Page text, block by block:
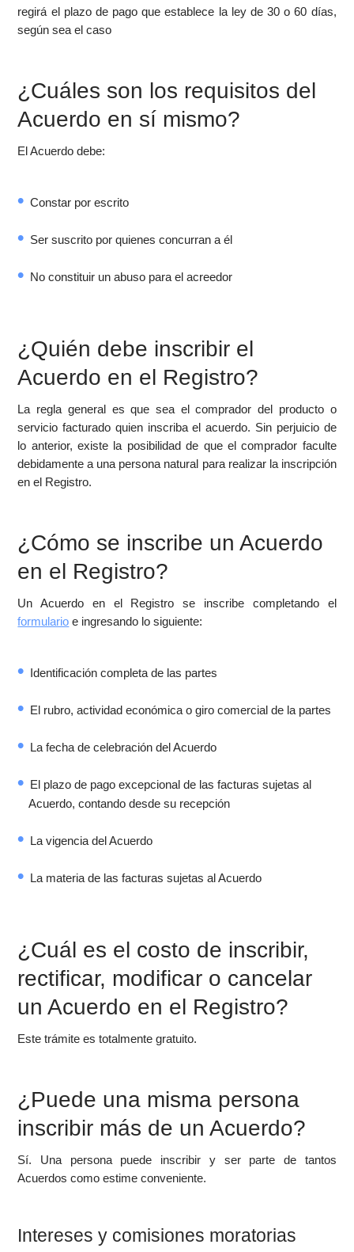
regirá el plazo de pago que establece la ley de 30 o 60 días,
según sea el caso
¿Cuáles son los requisitos del
Acuerdo en sí mismo?
El Acuerdo debe:
Constar por escrito
Ser suscrito por quienes concurran a él
No constituir un abuso para el acreedor
¿Quién debe inscribir el
Acuerdo en el Registro?
La regla general es que sea el comprador del producto o
servicio facturado quien inscriba el acuerdo. Sin perjuicio de
lo anterior, existe la posibilidad de que el comprador faculte
debidamente a una persona natural para realizar la inscripción
en el Registro.
¿Cómo se inscribe un Acuerdo
en el Registro?
Un Acuerdo en el Registro se inscribe completando el
formulario e ingresando lo siguiente:
Identificación completa de las partes
El rubro, actividad económica o giro comercial de la partes
La fecha de celebración del Acuerdo
El plazo de pago excepcional de las facturas sujetas al
Acuerdo, contando desde su recepción
La vigencia del Acuerdo
La materia de las facturas sujetas al Acuerdo
¿Cuál es el costo de inscribir,
rectificar, modificar o cancelar
un Acuerdo en el Registro?
Este trámite es totalmente gratuito.
¿Puede una misma persona
inscribir más de un Acuerdo?
Sí. Una persona puede inscribir y ser parte de tantos
Acuerdos como estime conveniente.
Intereses y comisiones moratorias